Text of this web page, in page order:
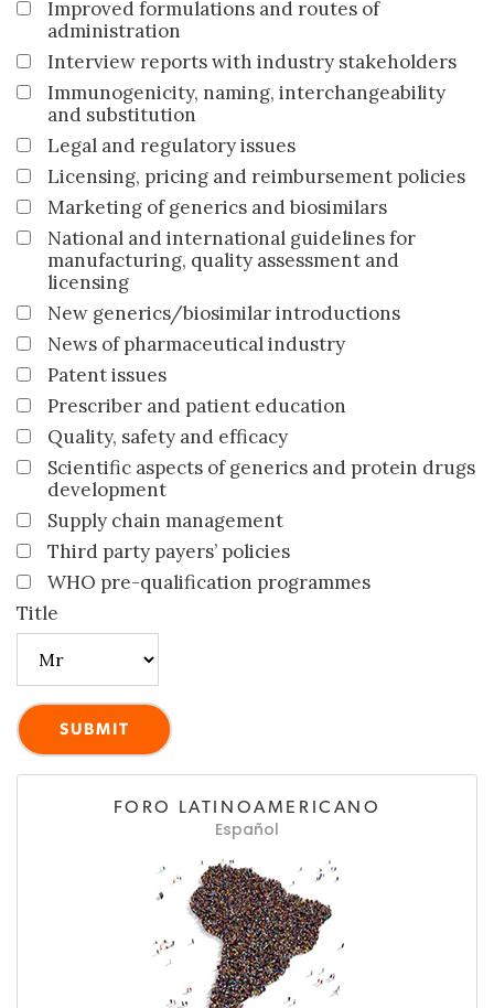
Improved formulations and routes of
administration
Interview reports with industry stakeholders
Immunogenicity, naming, interchangeability
and substitution
Legal and regulatory issues
Licensing, pricing and reimbursement policies
Marketing of generics and biosimilars
National and international guidelines for
manufacturing, quality assessment and
licensing
New generics/biosimilar introductions
News of pharmaceutical industry
Patent issues
Prescriber and patient education
Quality, safety and efficacy
Scientific aspects of generics and protein drugs
development
Supply chain management
Third party payers’ policies
WHO pre-qualification programmes
Title
FORO LATINOAMERICANO
Español